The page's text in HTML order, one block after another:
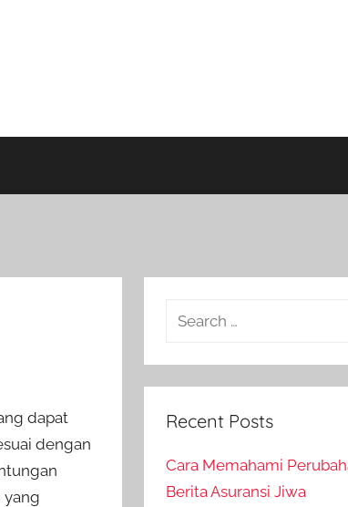
dapat
dengan
yang
Recent Posts
Cara Memahami
Berita Asuransi Jiwa